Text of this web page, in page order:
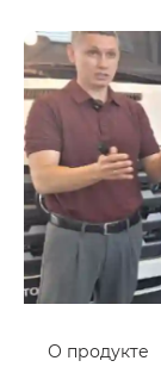
О продукте